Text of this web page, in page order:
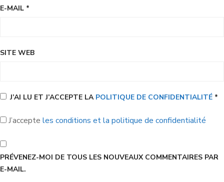
E-MAIL *
SITE WEB
J’AI LU ET J’ACCEPTE LA POLITIQUE DE CONFIDENTIALITÉ *
J’accepte les conditions et la politique de confidentialité
PRÉVENEZ-MOI DE TOUS LES NOUVEAUX COMMENTAIRES PAR
E-MAIL.